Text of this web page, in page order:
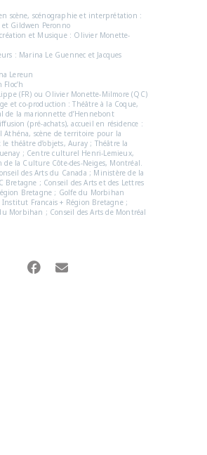
scène, scénographie et interprétation :
et Gildwen Peronno
création et Musique : Olivier Monette-
: Marina Le Guennec et Jacques
Lereun
(FR) ou Olivier Monette-Milmore (QC)
et co-production : Théâtre à la Coque,
de la marionnette d’Hennebont
(pré-achats), accueil en résidence :
Athéna, scène de territoire pour la
théâtre d’objets, Auray ; Théâtre la
; Centre culturel Henri-Lemieux,
de la Culture Côte-des-Neiges, Montréal.
des Arts du Canada ; Ministère de la
Bretagne ; Conseil des Arts et des Lettres
Bretagne ; Golfe du Morbihan
Institut Francais + Région Bretagne ;
Morbihan ; Conseil des Arts de Montréal